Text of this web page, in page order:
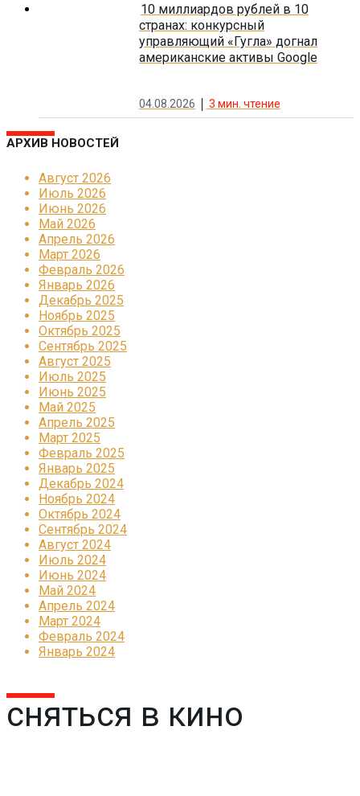
10 миллиардов рублей в 10
странах: конкурсный
управляющий «Гугла» догнал
американские активы Google
04.08.2026 3 мин. чтение
АРХИВ НОВОСТЕЙ
Август 2026
Июль 2026
Июнь 2026
Май 2026
Апрель 2026
Март 2026
Февраль 2026
Январь 2026
Декабрь 2025
Ноябрь 2025
Октябрь 2025
Сентябрь 2025
Август 2025
Июль 2025
Июнь 2025
Май 2025
Апрель 2025
Март 2025
Февраль 2025
Январь 2025
Декабрь 2024
Ноябрь 2024
Октябрь 2024
Сентябрь 2024
Август 2024
Июль 2024
Июнь 2024
Май 2024
Апрель 2024
Март 2024
Февраль 2024
Январь 2024
сняться в кино